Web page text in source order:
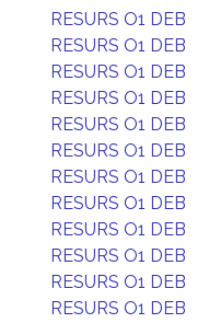
RESURS O1 DEB
RESURS O1 DEB
RESURS O1 DEB
RESURS O1 DEB
RESURS O1 DEB
RESURS O1 DEB
RESURS O1 DEB
RESURS O1 DEB
RESURS O1 DEB
RESURS O1 DEB
RESURS O1 DEB
RESURS O1 DEB